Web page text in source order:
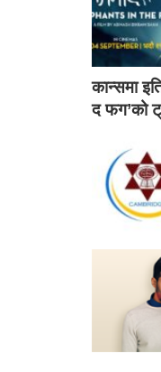
कान्समा
द फग’को